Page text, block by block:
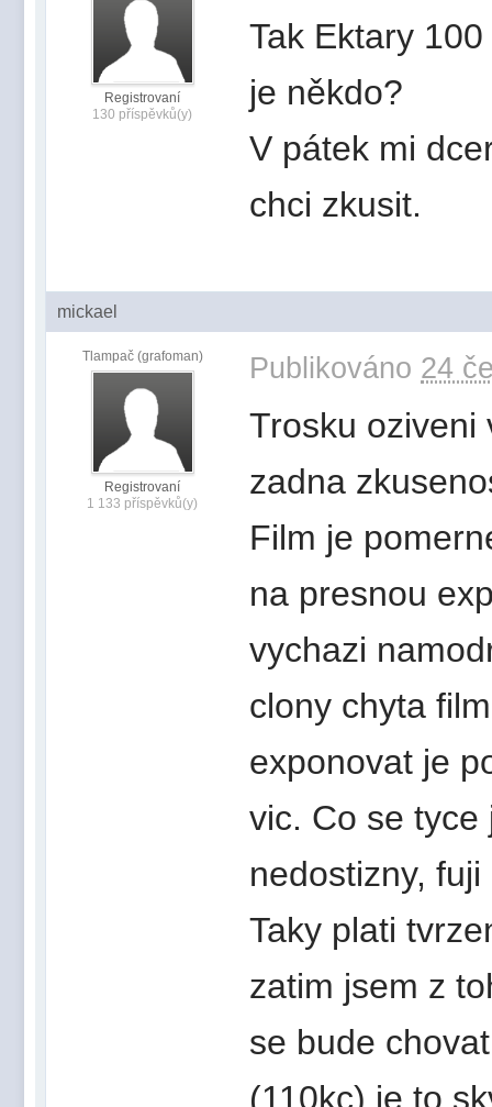
Registrovaní
130 příspěvků(y)
Tak Ektary
je někdo?
V pátek mi
chci zkusit.
mickael
Tlampač (grafoman)
Registrovaní
1 133 příspěvků(y)
Publikováno 24
Trosku oziveni
zadna
Film je
na presnou
vychazi
clony chyta
exponovat je
vic. Co se
nedostizny,
Taky plati
zatim jsem z
se bude
(110kc) je to